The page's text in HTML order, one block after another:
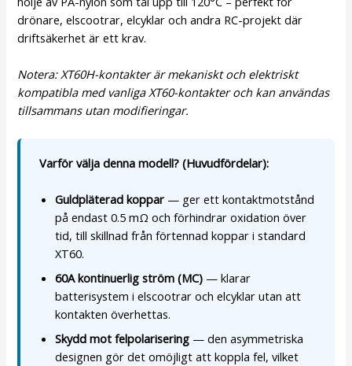
drönare, elscootrar, elcyklar och andra RC-projekt där
driftsäkerhet är ett krav.
Notera: XT60H-kontakter är mekaniskt och elektriskt
kompatibla med vanliga XT60-kontakter och kan användas
tillsammans utan modifieringar.
Varför välja denna modell? (Huvudfördelar):
Guldpläterad koppar — ger ett kontaktmotstånd
på endast 0.5 mΩ och förhindrar oxidation över
tid, till skillnad från förtennad koppar i standard
XT60.
60A kontinuerlig ström (MC) — klarar
batterisystem i elscootrar och elcyklar utan att
kontakten överhettas.
Skydd mot felpolarisering — den asymmetriska
designen gör det omöjligt att koppla fel, vilket